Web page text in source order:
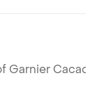
Garnier Cacao